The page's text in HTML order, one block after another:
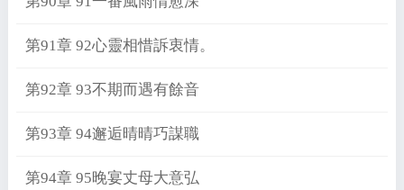
第91章 92心靈相惜訴衷情。
第92章 93不期而遇有餘音
第93章 94邂逅晴晴巧謀職
第94章 95晚宴丈母大意弘